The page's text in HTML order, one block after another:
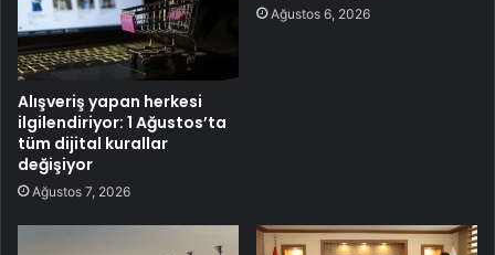
Alışveriş yapan herkesi
ilgilendiriyor: 1 Ağustos’ta
tüm dijital kurallar
değişiyor
Ağustos 7, 2026
Ağustos 6, 2026